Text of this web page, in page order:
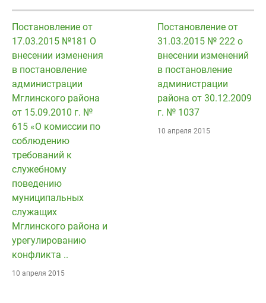
Постановление от
17.03.2015 №181 О
внесении изменения
в постановление
администрации
Мглинского района
от 15.09.2010 г. №
615 «О комиссии по
соблюдению
требований к
служебному
поведению
муниципальных
служащих
Мглинского района и
урегулированию
конфликта ..
10 апреля 2015
Постановление от
31.03.2015 № 222 о
внесении изменений
в постановление
администрации
района от 30.12.2009
г. № 1037
10 апреля 2015